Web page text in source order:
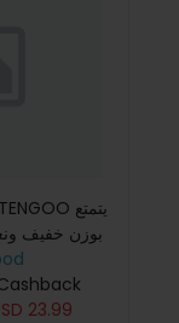
بوزن خفيف
ويمتاز بقوة
23.99